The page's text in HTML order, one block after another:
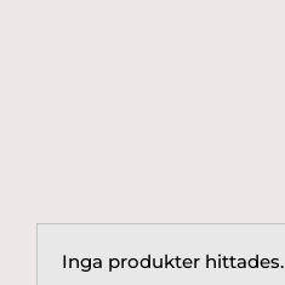
Inga produkter hittades.